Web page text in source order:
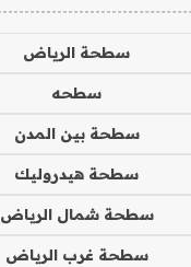
سطحة الرياض
سطحه
سطحة بين المدن
سطحة هيدروليك
سطحة شمال الرياض
سطحة غرب الرياض